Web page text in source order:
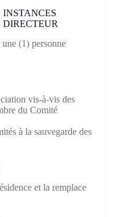
INSTANCES
(1) personne
vis-à-vis des
du Comité
à la sauvegarde des
et la remplace